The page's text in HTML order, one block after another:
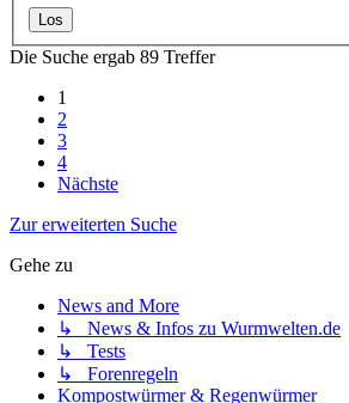
Die Suche ergab 89 Treffer
1
2
3
4
Nächste
Zur erweiterten Suche
Gehe zu
News and More
↳ News & Infos zu Wurmwelten.de
↳ Tests
↳ Forenregeln
Kompostwürmer & Regenwürmer